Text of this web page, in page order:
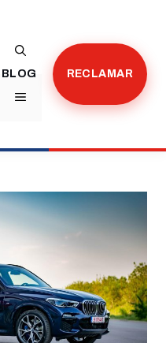
MENÚ
BLOG
RECLAMAR